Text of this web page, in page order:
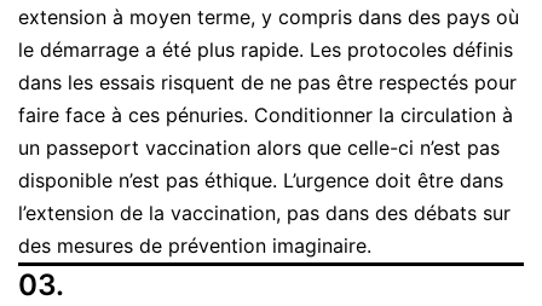
extension à moyen terme, y compris dans des pays où
le démarrage a été plus rapide. Les protocoles définis
dans les essais risquent de ne pas être respectés pour
faire face à ces pénuries. Conditionner la circulation à
un passeport vaccination alors que celle-ci n’est pas
disponible n’est pas éthique. L’urgence doit être dans
l’extension de la vaccination, pas dans des débats sur
des mesures de prévention imaginaire.
03.